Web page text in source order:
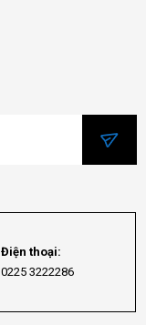
Điện thoại:
0225 3222286